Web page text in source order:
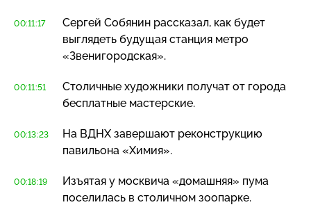
00:11:17
Сергей Собянин рассказал, как будет
выглядеть будущая станция метро
«Звенигородская».
00:11:51
Столичные художники получат от города
бесплатные мастерские.
00:13:23
На ВДНХ завершают реконструкцию
павильона «Химия».
00:18:19
Изъятая у москвича «домашняя» пума
поселилась в столичном зоопарке.